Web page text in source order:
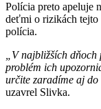
Polícia preto apeluje
deťmi o rizikách
polícia.
„V najbližších dňoch
problém ich
určite zaradíme aj do
uzavrel Slivka.